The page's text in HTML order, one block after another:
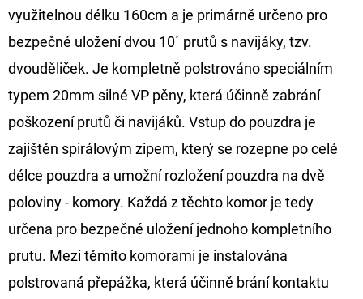
využitelnou délku 160cm a je primárně určeno pro
bezpečné uložení dvou 10´ prutů s navijáky, tzv.
dvouděliček. Je kompletně polstrováno speciálním
typem 20mm silné VP pěny, která účinně zabrání
poškození prutů či navijáků. Vstup do pouzdra je
zajištěn spirálovým zipem, který se rozepne po celé
délce pouzdra a umožní rozložení pouzdra na dvě
poloviny - komory. Každá z těchto komor je tedy
určena pro bezpečné uložení jednoho kompletního
prutu. Mezi těmito komorami je instalována
polstrovaná přepážka, která účinně brání kontaktu
P
O
R
U
Č
U
J
E
M
E
GIANTS
KAPROVÝ